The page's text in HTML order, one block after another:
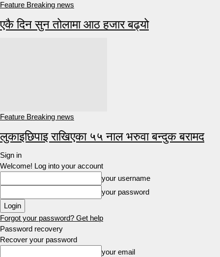
Feature Breaking news
एकै दिन सुन तोलामा आठ हजार बढ्यो
Feature Breaking news
लुकाइछिपाइ राखिएका ५५ नाल भरुवा बन्दुक बरामद
Sign in
Welcome! Log into your account
your username
your password
Forgot your password? Get help
Password recovery
Recover your password
your email